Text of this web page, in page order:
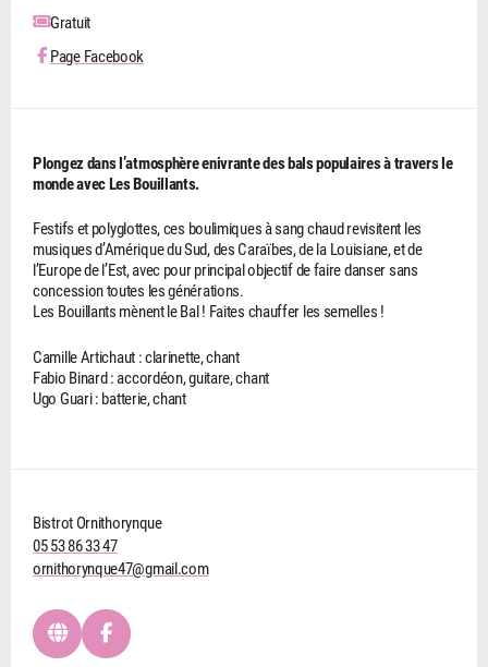
Gratuit
Page Facebook
Plongez dans l’atmosphère enivrante des bals populaires à travers le
monde avec Les Bouillants.
Festifs et polyglottes, ces boulimiques à sang chaud revisitent les
musiques d’Amérique du Sud, des Caraïbes, de la Louisiane, et de
l’Europe de l’Est, avec pour principal objectif de faire danser sans
concession toutes les générations.
Les Bouillants mènent le Bal ! Faites chauffer les semelles !
Camille Artichaut : clarinette, chant
Fabio Binard : accordéon, guitare, chant
Ugo Guari : batterie, chant
Bistrot Ornithorynque
05 53 86 33 47
ornithorynque47@gmail.com